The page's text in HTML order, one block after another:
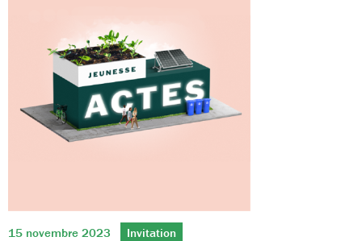
15 novembre 2023 Invitation